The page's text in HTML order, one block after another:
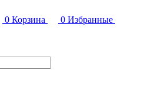
0 Корзина 0 Избранные